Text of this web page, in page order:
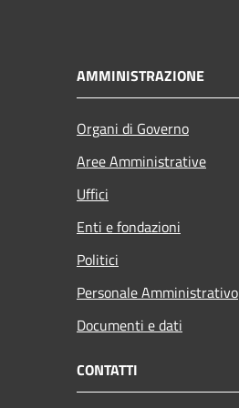
AMMINISTRAZIONE
Organi di Governo
Aree Amministrative
Uffici
Enti e fondazioni
Politici
Personale Amministrativo
Documenti e dati
CONTATTI